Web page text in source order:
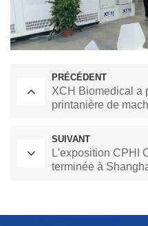
PRÉCÉDENT
XCH Biomedical a
printanière de
SUIVANT
L'exposition CPHI
terminée à